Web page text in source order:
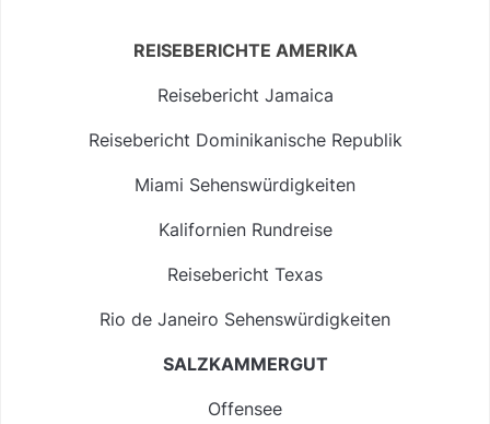
REISEBERICHTE AMERIKA
Reisebericht Jamaica
Reisebericht Dominikanische Republik
Miami Sehenswürdigkeiten
Kalifornien Rundreise
Reisebericht Texas
Rio de Janeiro Sehenswürdigkeiten
SALZKAMMERGUT
Offensee